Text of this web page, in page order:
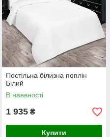
Постільна білизна поплін
Білий
В наявності
1 935 ₴
Купити